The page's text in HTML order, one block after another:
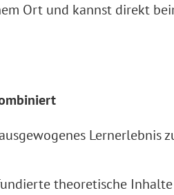
Ort und kannst direkt
Lernerlebnis
theoretische